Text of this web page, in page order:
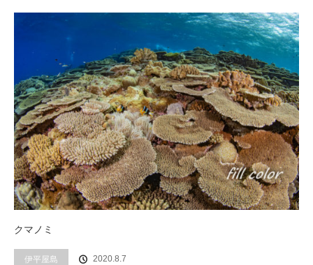
クマノミ
伊平屋島 2020.8.7